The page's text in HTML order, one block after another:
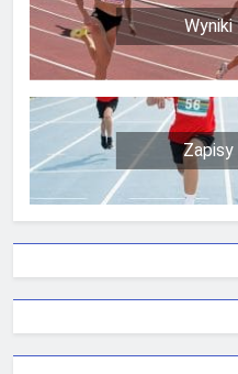
Wyniki
Zapisy